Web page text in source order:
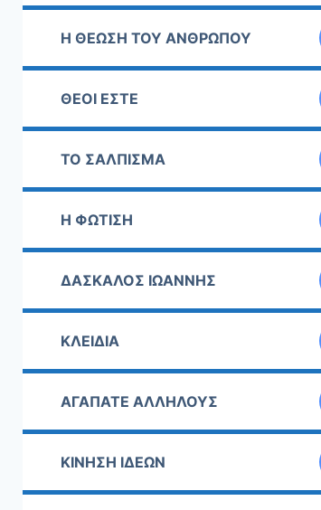
Η ΘΕΩΣΗ ΤΟΥ ΑΝΘΡΩΠΟΥ
ΘΕΟΙ ΕΣΤΕ
ΤΟ ΣΑΛΠΙΣΜΑ
Η ΦΩΤΙΣΗ
ΔΑΣΚΑΛΟΣ ΙΩΑΝΝΗΣ
ΚΛΕΙΔΙΑ
ΑΓΑΠΑΤΕ ΑΛΛΗΛΟΥΣ
ΚΙΝΗΣΗ ΙΔΕΩΝ